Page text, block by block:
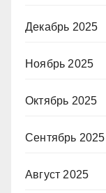
Декабрь 2025
Ноябрь 2025
Октябрь 2025
Сентябрь 2025
Август 2025